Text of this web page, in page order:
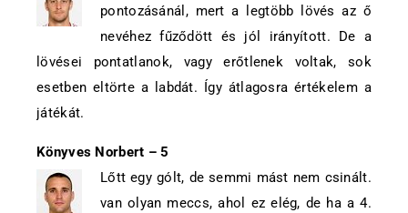
pontozásánál, mert a legtöbb lövés az ő
nevéhez fűződött és jól irányított. De a
lövései pontatlanok, vagy erőtlenek voltak, sok
esetben eltörte a labdát. Így átlagosra értékelem a
játékát.
Könyves Norbert – 5
Lőtt egy gólt, de semmi mást nem csinált.
van olyan meccs, ahol ez elég, de ha a 4.